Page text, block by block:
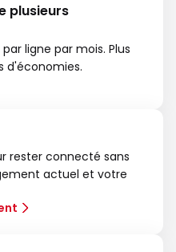
plusieurs
ligne par mois. Plus
d'économies.
rester connecté sans
actuel et votre